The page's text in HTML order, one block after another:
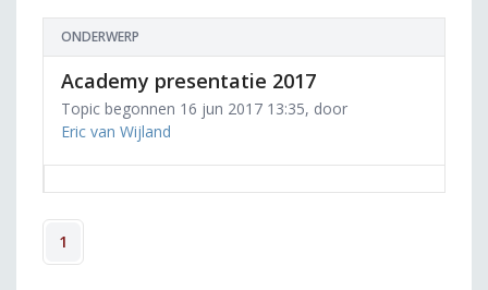
ONDERWERP
Academy presentatie 2017
Topic begonnen 16 jun 2017 13:35, door
Eric van Wijland
1